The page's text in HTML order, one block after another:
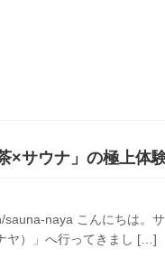
×サウナ」の極上体
naya こんにちは。
ヤ）」へ行ってきまし […]